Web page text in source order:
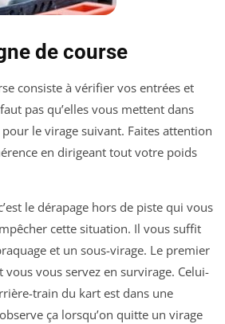
de course
consiste à vérifier vos entrées et
pas qu’elles vous mettent dans
le virage suivant. Faites attention
en dirigeant tout votre poids
le dérapage hors de piste qui vous
cette situation. Il vous suffit
et un sous-virage. Le premier
vous servez en survirage. Celui-
train du kart est dans une
ça lorsqu’on quitte un virage